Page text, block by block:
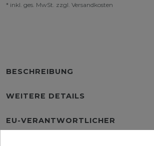
* inkl. ges. MwSt. zzgl. Versandkosten
BESCHREIBUNG
WEITERE DETAILS
EU-VERANTWORTLICHER